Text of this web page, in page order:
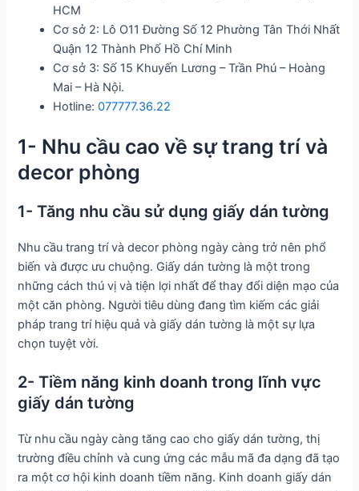
HCM
Cơ sở 2: Lô O11 Đường Số 12 Phường Tân Thới Nhất
Quận 12 Thành Phố Hồ Chí Minh
Cơ sở 3: Số 15 Khuyến Lương – Trần Phú – Hoàng
Mai – Hà Nội.
Hotline:077777.36.22
1- Nhu cầu cao về sự trang trí và
decor phòng
1- Tăng nhu cầu sử dụng giấy dán tường
Nhu cầu trang trí và decor phòng ngày càng trở nên phổ
biến và được ưu chuộng. Giấy dán tường là một trong
những cách thú vị và tiện lợi nhất để thay đổi diện mạo của
một căn phòng. Người tiêu dùng đang tìm kiếm các giải
pháp trang trí hiệu quả và giấy dán tường là một sự lựa
chọn tuyệt vời.
2- Tiềm năng kinh doanh trong lĩnh vực
giấy dán tường
Từ nhu cầu ngày càng tăng cao cho giấy dán tường, thị
trường điều chỉnh và cung ứng các mẫu mã đa dạng đã tạo
ra một cơ hội kinh doanh tiềm năng. Kinh doanh giấy dán